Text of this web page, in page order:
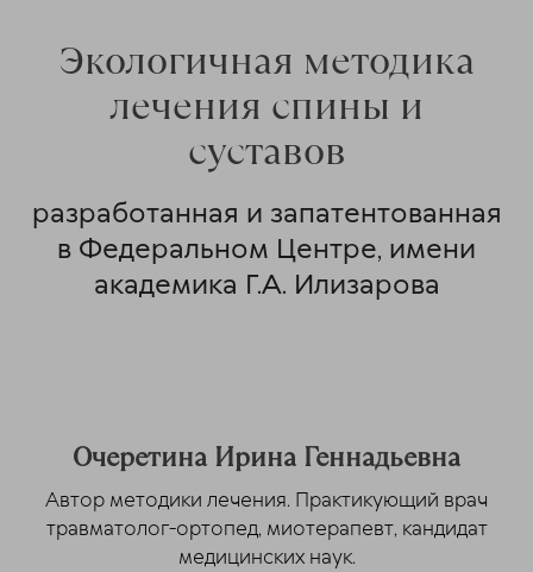
Экологичная методика
лечения спины и
суставов
разработанная и запатентованная
в Федеральном Центре, имени
академика Г.А. Илизарова
Очеретина Ирина Геннадьевна
Автор методики лечения. Практикующий врач
травматолог-ортопед, миотерапевт, кандидат
медицинских наук.